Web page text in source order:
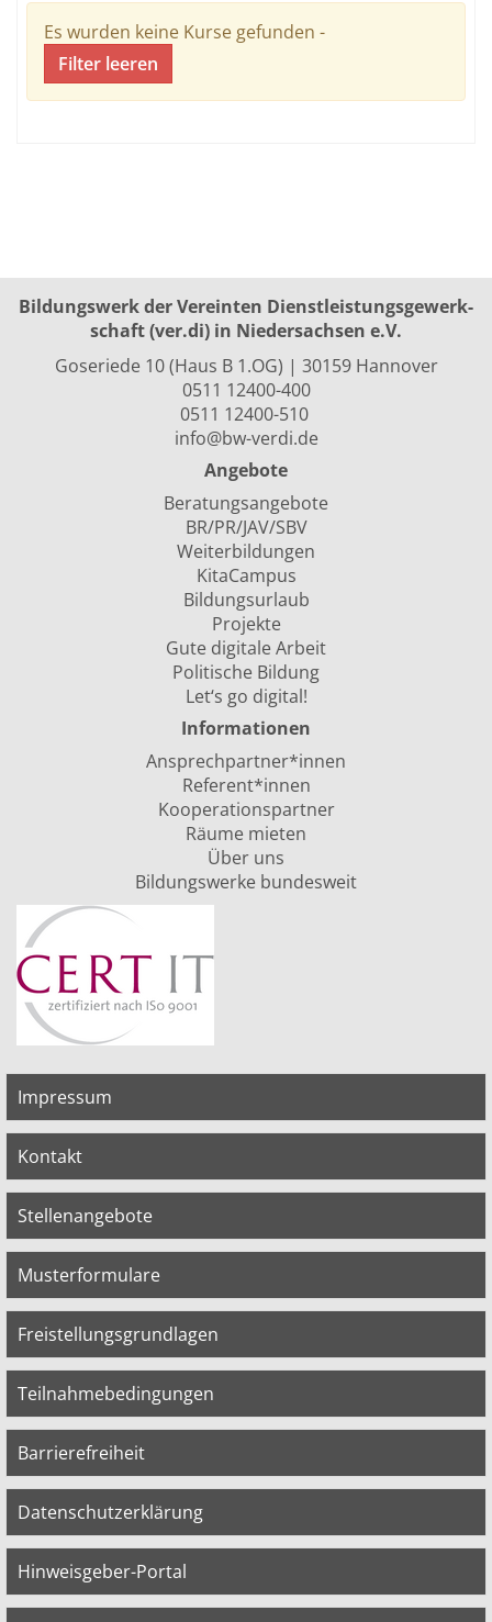
Es wurden keine Kurse gefunden -
Filter leeren
Bildungswerk der Vereinten Dienst­leis­tungs­ge­werk­
schaft (ver.di) in Niedersachsen e.V.
Goseriede 10 (Haus B 1.OG) | 30159 Hannover
0511 12400-400
0511 12400-510
info@bw-verdi.de
Angebote
Beratungsangebote
BR/PR/JAV/SBV
Weiterbildungen
KitaCampus
Bildungsurlaub
Projekte
Gute digitale Arbeit
Politische Bildung
Let‘s go digital!
Informationen
Ansprechpartner*innen
Referent*innen
Kooperationspartner
Räume mieten
Über uns
Bildungswerke bundesweit
Impressum
Kontakt
Stellenangebote
Musterformulare
Freistellungsgrundlagen
Teilnahmebedingungen
Barrierefreiheit
Datenschutzerklärung
Hinweisgeber-Portal